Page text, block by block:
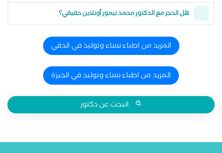
هل الحجز مع الدكتور محمد تيمور أونلاين حقيقي؟
المزيد من اطباء نساء وتوليد في الدقي
المزيد من اطباء نساء وتوليد في الجيزة
البحث عن دكتور